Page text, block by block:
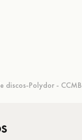
discos-Polydor -